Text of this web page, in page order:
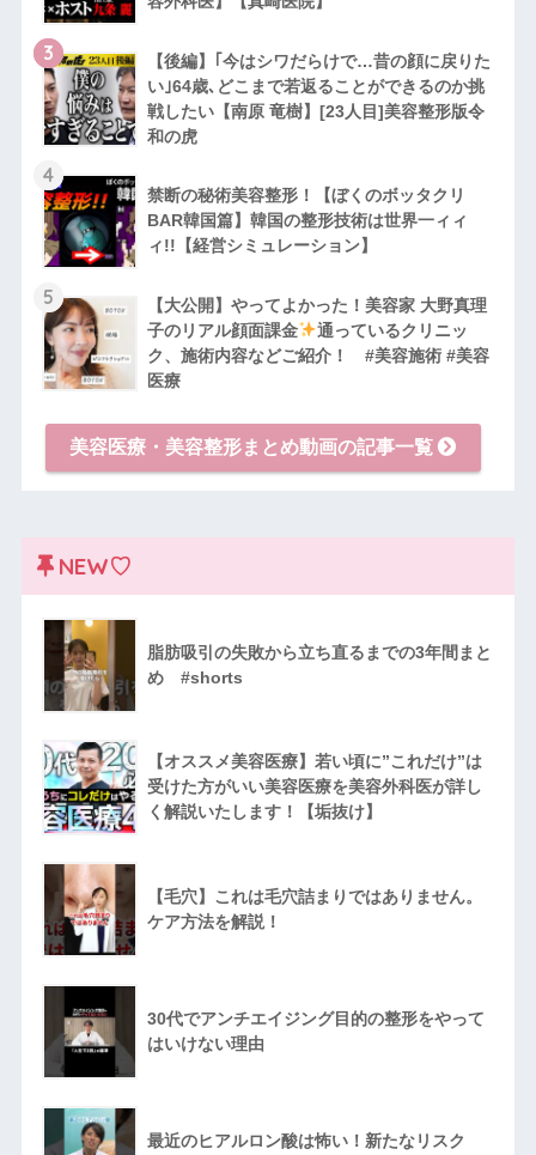
3
【後編】｢今はシワだらけで…昔の顔に戻りた
い｣64歳､どこまで若返ることができるのか挑
戦したい【南原 竜樹】[23人目]美容整形版令
和の虎
4
禁断の秘術美容整形！【ぼくのボッタクリ
BAR韓国篇】韓国の整形技術は世界一ィィ
ィ!!【経営シミュレーション】
5
【大公開】やってよかった！美容家 大野真理
子のリアル顔面課金
通っているクリニッ
ク、施術内容などご紹介！ #美容施術 #美容
医療
美容医療・美容整形まとめ動画の記事一覧
NEW♡
脂肪吸引の失敗から立ち直るまでの3年間まと
め #shorts
【オススメ美容医療】若い頃に”これだけ”は
受けた方がいい美容医療を美容外科医が詳し
く解説いたします！【垢抜け】
【毛穴】これは毛穴詰まりではありません。
ケア方法を解説！
30代でアンチエイジング目的の整形をやって
はいけない理由
最近のヒアルロン酸は怖い！新たなリスク